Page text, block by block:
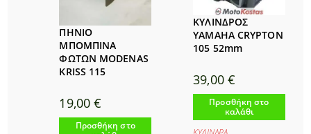
ΠΗΝΙΟ
ΜΠΟΜΠΙΝΑ
ΦΩΤΩΝ MODENAS
KRISS 115
19,00€
Προσθήκη στο
ΚΥΛΙΝΔΡΟΣ
YAMAHA CRYPTON
105 52mm
39,00 €
Προσθήκη στο
καλάθι